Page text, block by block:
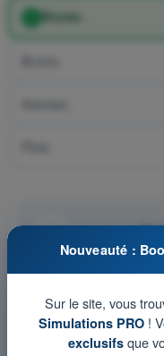
Brume.
Tests
chronométrés
Nouveauté :
Sur le site, vous
Simulations PRO!
exclusifsque